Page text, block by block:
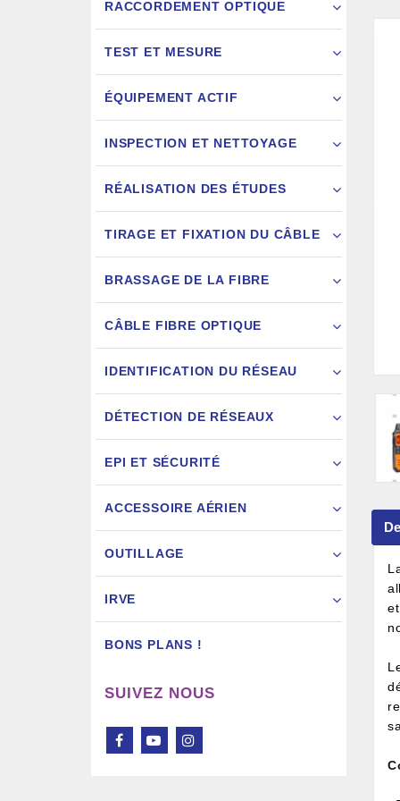
RACCORDEMENT OPTIQUE
TEST ET MESURE
ÉQUIPEMENT ACTIF
INSPECTION ET NETTOYAGE
RÉALISATION DES ÉTUDES
TIRAGE ET FIXATION DU CÂBLE
BRASSAGE DE LA FIBRE
CÂBLE FIBRE OPTIQUE
IDENTIFICATION DU RÉSEAU
DÉTECTION DE RÉSEAUX
EPI ET SÉCURITÉ
ACCESSOIRE AÉRIEN
OUTILLAGE
IRVE
BONS PLANS !
SUIVEZ NOUS